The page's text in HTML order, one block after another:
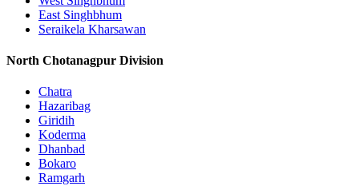
East Singhbhum
Seraikela Kharsawan
North Chotanagpur Division
Chatra
Hazaribag
Giridih
Koderma
Dhanbad
Bokaro
Ramgarh